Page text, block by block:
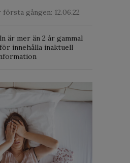
första gången: 12.06.22
är mer än 2 år gammal
innehålla inaktuell